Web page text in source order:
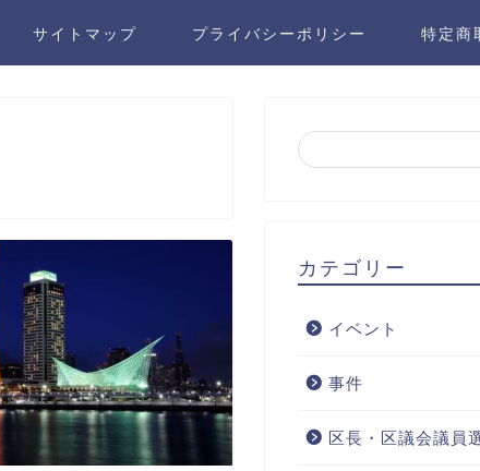
サイトマップ プライバシーポリシー 特定商
カテゴリー
イベント
事件
区長・区議会議員